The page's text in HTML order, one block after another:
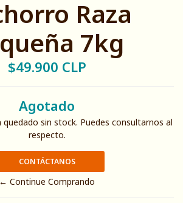
Raza
7kg
$49.900 CLP
Agotado
sin stock. Puedes consultarnos al
respecto.
CONTÁCTANOS
← Continue Comprando